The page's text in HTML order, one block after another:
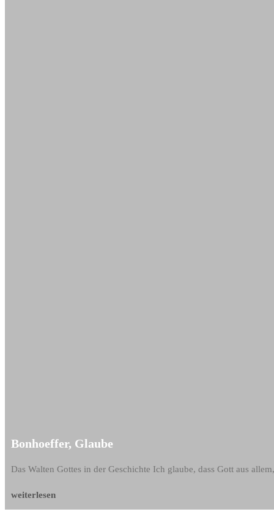
Bonhoeffer, Glaube
Das Walten Gottes in der Geschichte Ich glaube, dass Gott aus
weiterlesen
Glaube